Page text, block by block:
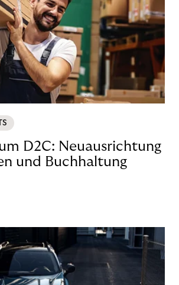
D2C: Neuausrichtung
und Buchhaltung